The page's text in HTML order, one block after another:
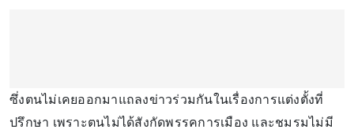
ซึ่งตนไม่เคยออกมาแถลงข่าวร่วมกันในเรื่องการแต่งตั้งที่
ปรึกษา เพราะตนไม่ได้สังกัดพรรคการเมือง และชมรมไม่มี